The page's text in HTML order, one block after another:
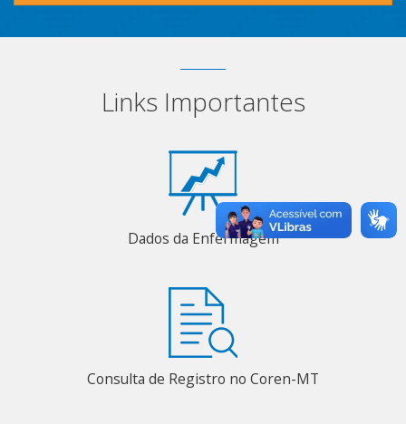
Links Importantes
Dados da Enfermagem
Consulta de Registro no Coren-MT